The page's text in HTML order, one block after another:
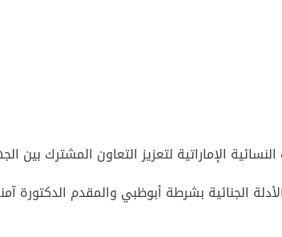
الإماراتية لتعزيز التعاون المشترك بين
الجنائية بشرطة أبوظبي والمقدم